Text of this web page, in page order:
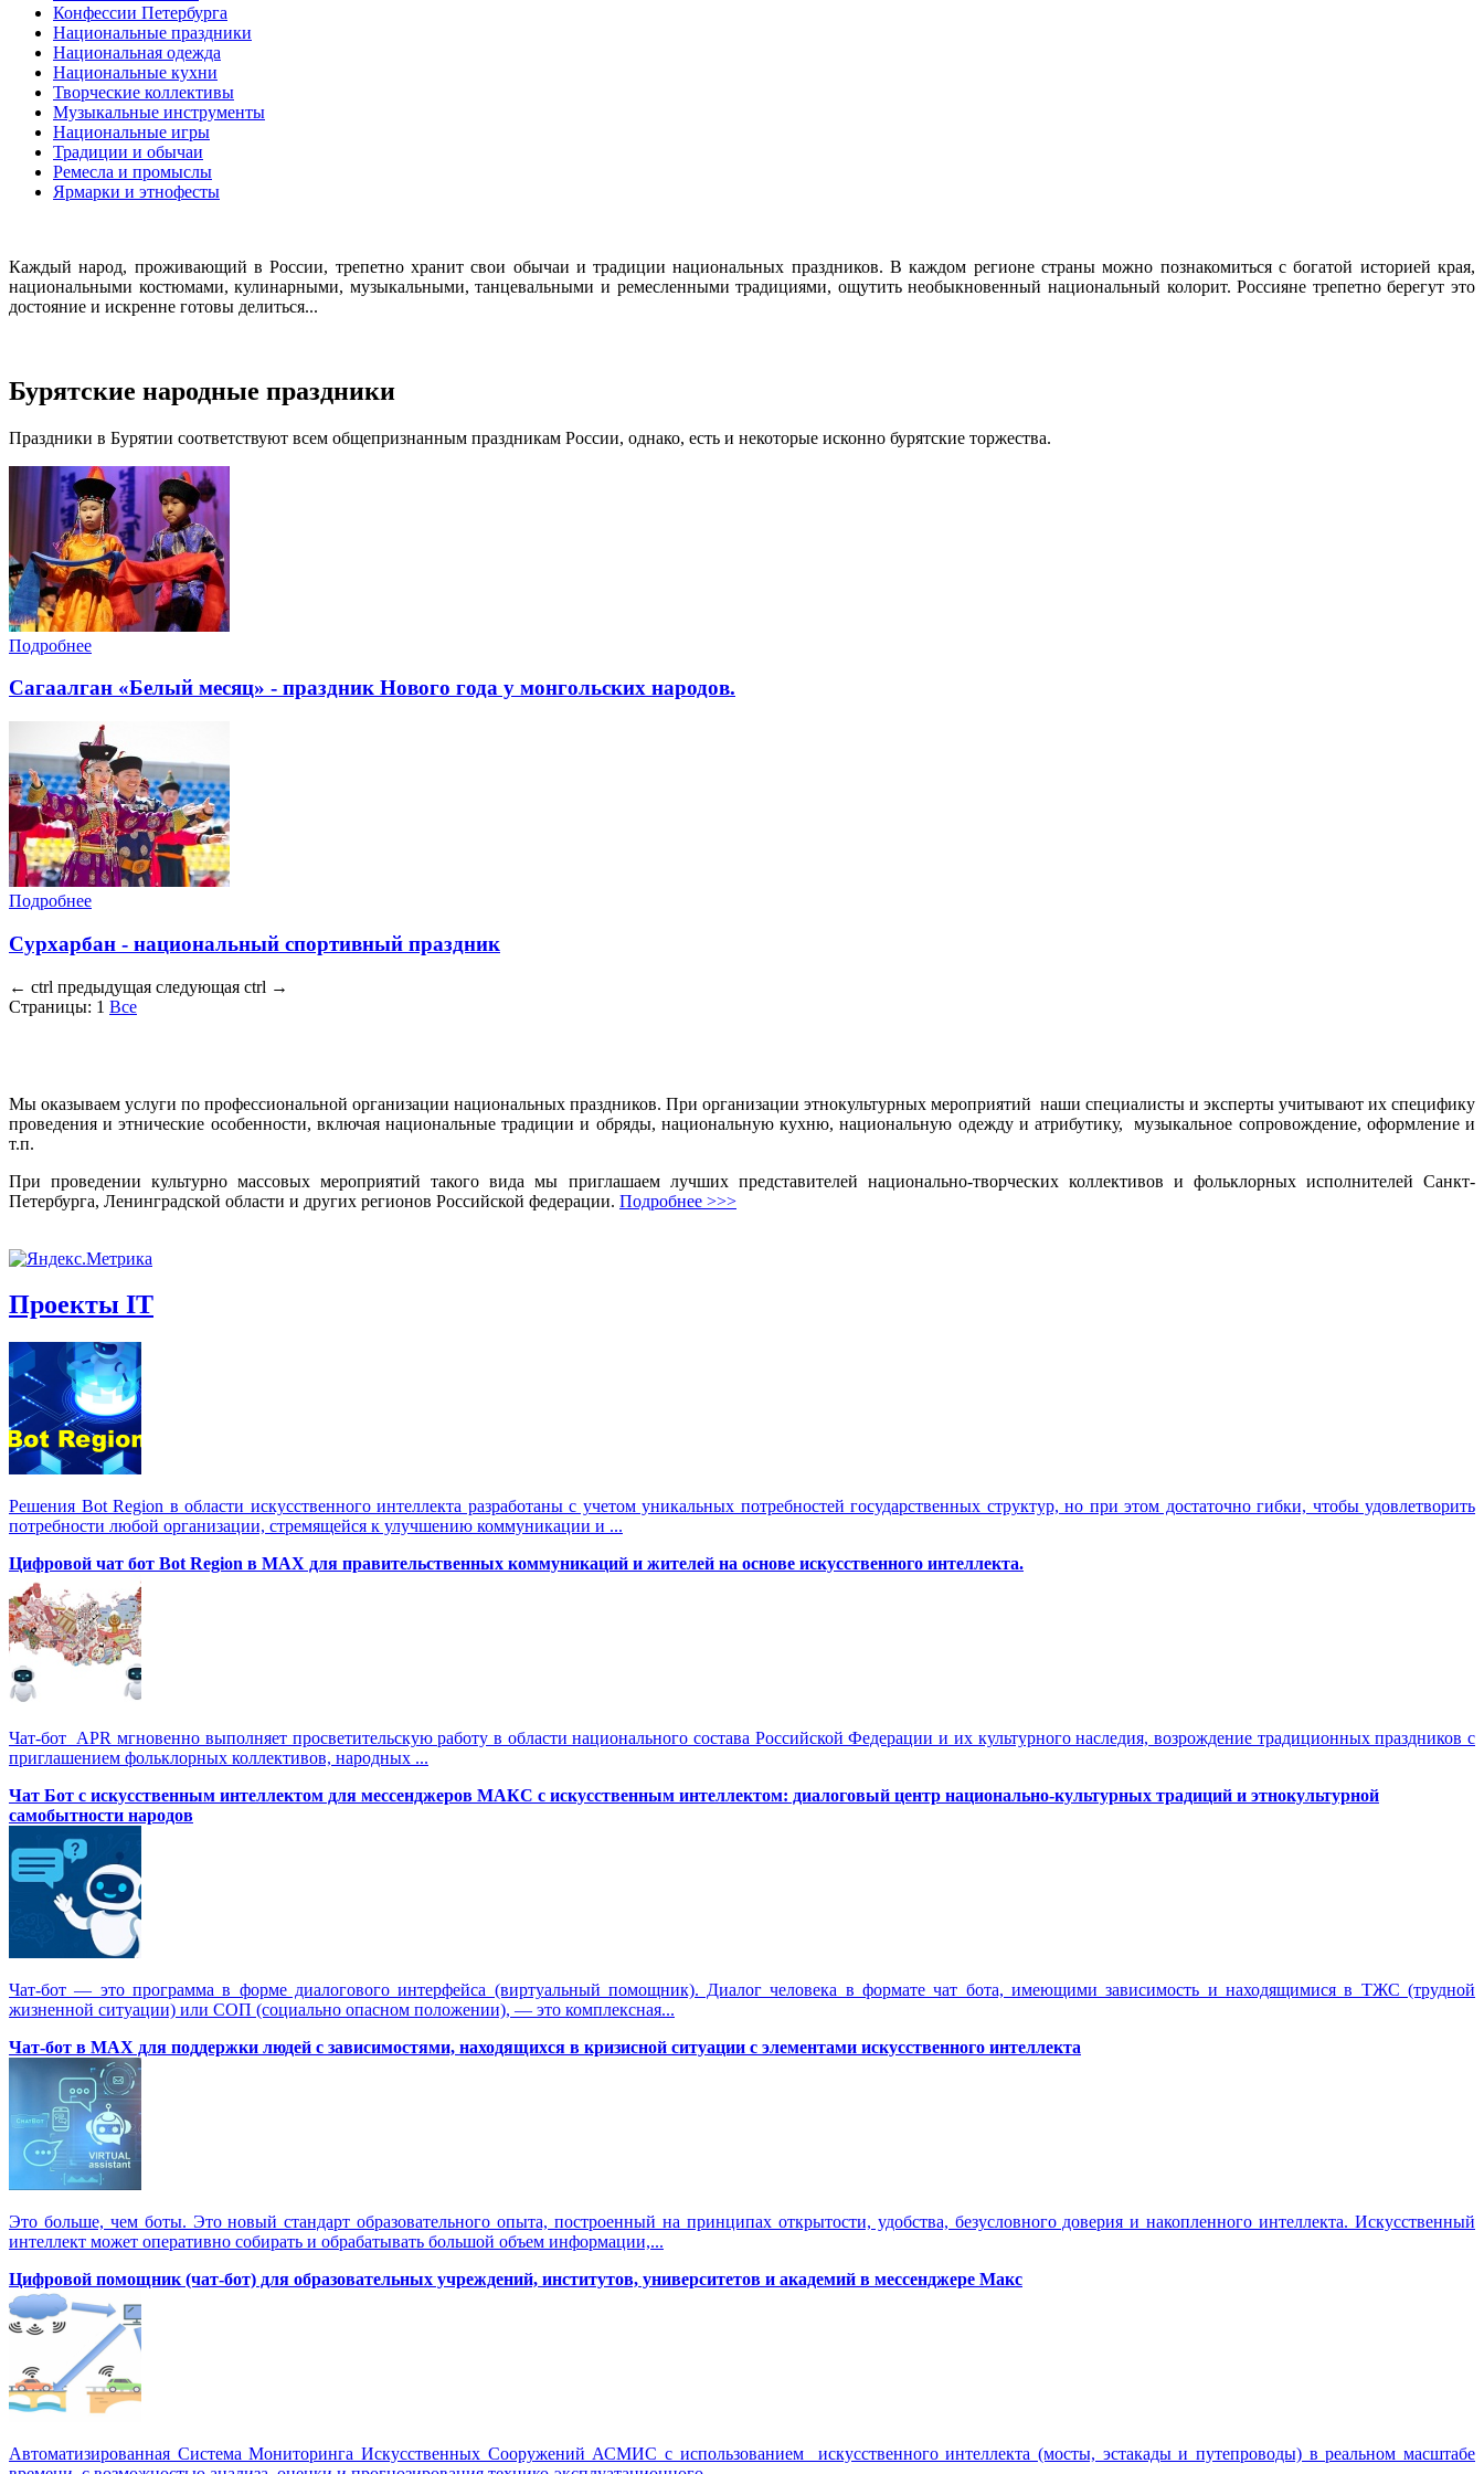
Конфессии Петербурга
Национальные праздники
Национальная одежда
Национальные кухни
Творческие коллективы
Музыкальные инструменты
Национальные игры
Традиции и обычаи
Ремесла и промыслы
Ярмарки и этнофесты
Каждый народ, проживающий в России, трепетно хранит свои обычаи и традиции национальных праздников. В каждом регионе страны можно познакомиться с богатой историей края,
национальными костюмами, кулинарными, музыкальными, танцевальными и ремесленными традициями, ощутить необыкновенный национальный колорит. Россияне трепетно берегут это
достояние и искренне готовы делиться...
Бурятские народные праздники
Праздники в Бурятии соответствуют всем общепризнанным праздникам России, однако, есть и некоторые исконно бурятские торжества.
Подробнее
Cагаалган «Белый месяц» - праздник Нового года у монгольских народов.
Подробнее
Сурхарбан - национальный спортивный праздник
← ctrl предыдущая следующая ctrl →
Страницы: 1 Все
Мы оказываем услуги по профессиональной организации национальных праздников. При организации этнокультурных мероприятий наши специалисты и эксперты учитывают их специфику
проведения и этнические особенности, включая национальные традиции и обряды, национальную кухню, национальную одежду и атрибутику, музыкальное сопровождение, оформление и
т.п.
При проведении культурно массовых мероприятий такого вида мы приглашаем лучших представителей национально-творческих коллективов и фольклорных исполнителей Санкт-
Петербурга, Ленинградской области и других регионов Российской федерации. Подробнее >>>
Проекты IT
Решения Вot Region в области искусственного интеллекта разработаны с учетом уникальных потребностей государственных структур, но при этом достаточно гибки, чтобы удовлетворить
потребности любой организации, стремящейся к улучшению коммуникации и ...
Цифровой чат бот Вot Region в MAX для правительственных коммуникаций и жителей на основе искусственного интеллекта.
Чат-бот APR мгновенно выполняет просветительскую работу в области национального состава Российской Федерации и их культурного наследия, возрождение традиционных праздников с
приглашением фольклорных коллективов, народных ...
Чат Бот с искусственным интеллектом для мессенджеров МАКС с искусственным интеллектом: диалоговый центр национально-культурных традиций и этнокультурной
самобытности народов
Чат-бот — это программа в форме диалогового интерфейса (виртуальный помощник). Диалог человека в формате чат бота, имеющими зависимость и находящимися в ТЖС (трудной
жизненной ситуации) или СОП (социально опасном положении), — это комплексная...
Чат-бот в MAX для поддержки людей с зависимостями, находящихся в кризисной ситуации с элементами искусственного интеллекта
Это больше, чем боты. Это новый стандарт образовательного опыта, построенный на принципах открытости, удобства, безусловного доверия и накопленного интеллекта. Искусственный
интеллект может оперативно собирать и обрабатывать большой объем информации,...
Цифровой помощник (чат-бот) для образовательных учреждений, институтов, университетов и академий в мессенджере Макс
Автоматизированная Система Мониторинга Искусственных Сооружений АСМИС с использованием искусственного интеллекта (мосты, эстакады и путепроводы) в реальном масштабе